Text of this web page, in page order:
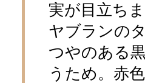
実が目立ち
ヤブランの
つやのある
うため。赤